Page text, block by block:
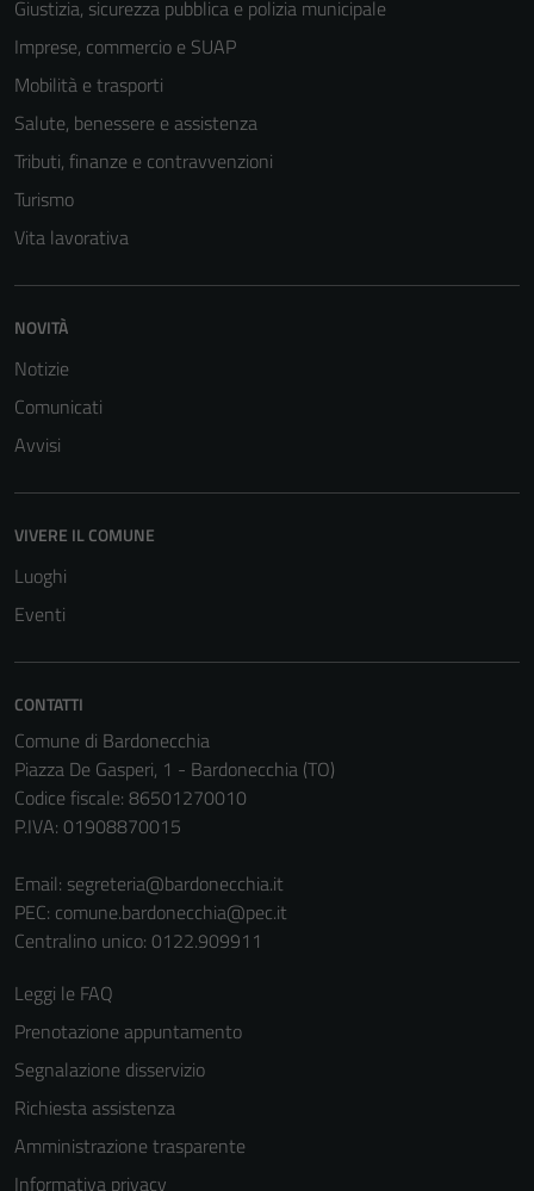
Giustizia, sicurezza pubblica e polizia municipale
Imprese, commercio e SUAP
Mobilità e trasporti
Salute, benessere e assistenza
Tributi, finanze e contravvenzioni
Turismo
Vita lavorativa
NOVITÀ
Notizie
Comunicati
Avvisi
VIVERE IL COMUNE
Luoghi
Eventi
CONTATTI
Comune di Bardonecchia
Piazza De Gasperi, 1 - Bardonecchia (TO)
Codice fiscale: 86501270010
P.IVA: 01908870015
Email: segreteria@bardonecchia.it
PEC: comune.bardonecchia@pec.it
Centralino unico: 0122.909911
Leggi le FAQ
Prenotazione appuntamento
Segnalazione disservizio
Richiesta assistenza
Amministrazione trasparente
Informativa privacy
funzionamento